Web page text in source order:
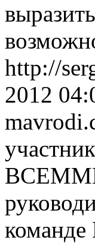
http://
2012